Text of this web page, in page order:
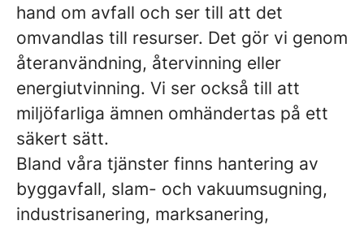
hand om avfall och ser till att det
omvandlas till resurser. Det gör vi genom
återanvändning, återvinning eller
energiutvinning. Vi ser också till att
miljöfarliga ämnen omhändertas på ett
säkert sätt.
Bland våra tjänster finns hantering av
byggavfall, slam- och vakuumsugning,
industrisanering, marksanering,